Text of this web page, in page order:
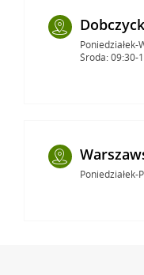
Środa: 09:30-
Poniedziałek-